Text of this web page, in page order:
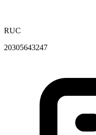
RUC
20305643247